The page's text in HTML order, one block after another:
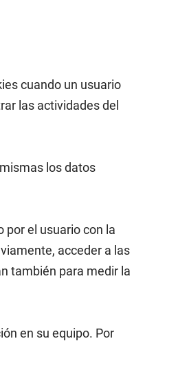
cuando un usuario
las actividades del
los datos
por el usuario con la
acceder a las
también para medir la
en su equipo. Por